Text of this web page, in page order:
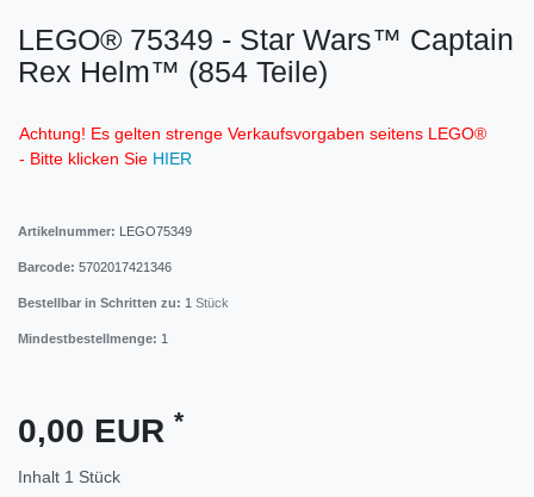
LEGO® 75349 - Star Wars™ Captain
Rex Helm™ (854 Teile)
Achtung! Es gelten strenge Verkaufsvorgaben seitens LEGO®
- Bitte klicken Sie HIER
Artikelnummer: LEGO75349
Barcode: 5702017421346
Bestellbar in Schritten zu: 1 Stück
Mindestbestellmenge: 1
0,00 EUR *
Inhalt 1 Stück